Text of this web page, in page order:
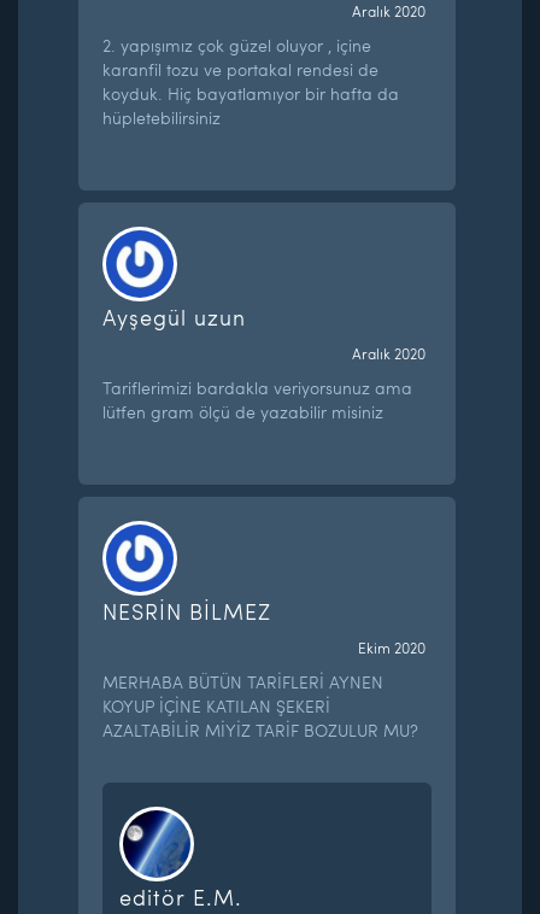
Aralık 2020
2. yapışımız çok güzel oluyor , içine
karanfil tozu ve portakal rendesi de
koyduk. Hiç bayatlamıyor bir hafta da
hüpletebilirsiniz
Ayşegül uzun
Aralık 2020
Tariflerimizi bardakla veriyorsunuz ama
lütfen gram ölçü de yazabilir misiniz
NESRİN BİLMEZ
Ekim 2020
MERHABA BÜTÜN TARİFLERİ AYNEN
KOYUP İÇİNE KATILAN ŞEKERİ
AZALTABİLİR MİYİZ TARİF BOZULUR MU?
editör E.M.